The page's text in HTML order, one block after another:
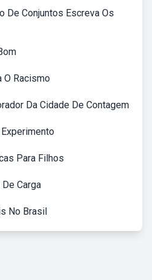
De Conjuntos Escreva Os
O Racismo
Da Cidade De Contagem
Para Filhos
Carga
No Brasil